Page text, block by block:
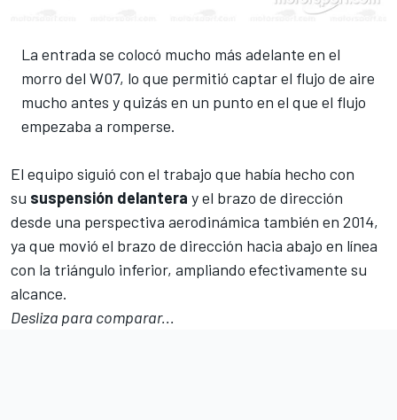
La entrada se colocó mucho más adelante en el
morro del W07, lo que permitió captar el flujo de aire
mucho antes y quizás en un punto en el que el flujo
empezaba a romperse.
El equipo siguió con el trabajo que había hecho con
su suspensión delantera y el brazo de dirección
desde una perspectiva aerodinámica también en 2014,
ya que movió el brazo de dirección hacia abajo en línea
con la triángulo inferior, ampliando efectivamente su
alcance.
Desliza para comparar...